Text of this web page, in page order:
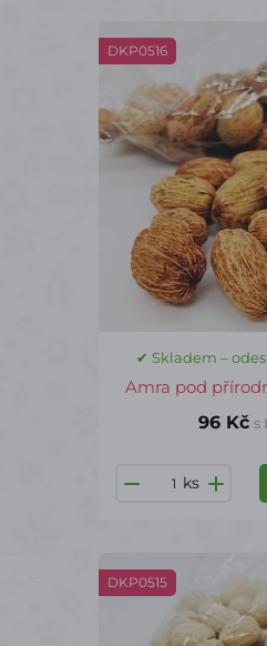
DKP0516
✔ Skladem –
Amra pod
96 Kč s
ks
DKP0515